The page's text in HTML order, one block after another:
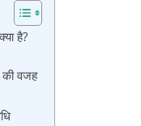
है?
वजह